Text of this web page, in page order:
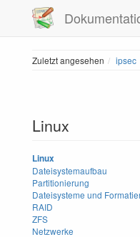
Zuletzt angesehen ipsec
Linux
Linux
Dateisystemaufbau
Partitionierung
Dateisysteme und
RAID
ZFS
Netzwerke